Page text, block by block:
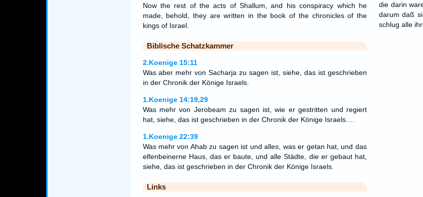
Now the rest of the acts of Shallum, and his conspiracy which he
made, behold, they are written in the book of the chronicles of the
kings of Israel.
Biblische Schatzkammer
2.Koenige 15:11
Was aber mehr von Sacharja zu sagen ist, siehe, das ist geschrieben
in der Chronik der Könige Israels.
1.Koenige 14:19,29
Was mehr von Jerobeam zu sagen ist, wie er gestritten und regiert
hat, siehe, das ist geschrieben in der Chronik der Könige Israels.…
1.Koenige 22:39
Was mehr von Ahab zu sagen ist und alles, was er getan hat, und das
elfenbeinerne Haus, das er baute, und alle Städte, die er gebaut hat,
siehe, das ist geschrieben in der Chronik der Könige Israels.
Links
die darin
darum daß
schlug alle